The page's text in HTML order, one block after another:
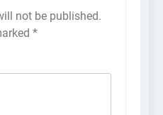
not be published.
*